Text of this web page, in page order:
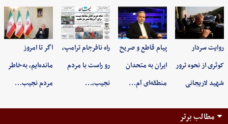
روایت سردار
کوثری از نحوه ترور
شهید لاریجانی
پیام قاطع و صریح
ایران به متحدان
منطقه‌ای آم…
راه نافرجام ترامپ،
رو راست با مردم
نجیب،…
اگر تا امروز
مانده‌ایم، به‌خاطر
مردم نجیب…
مطالب برتر